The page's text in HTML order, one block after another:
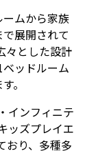
ムから家族
展開されて
々とした設計
ッドルーム
。
インフィニテ
ッズプレイエ
おり、多種多